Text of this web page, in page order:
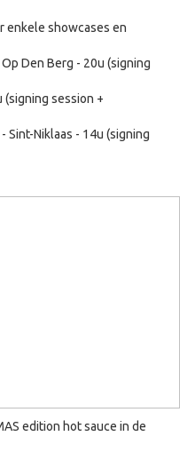
enkele showcases en
Den Berg - 20u (signing
(signing session +
Sint-Niklaas - 14u (signing
edition hot sauce in de